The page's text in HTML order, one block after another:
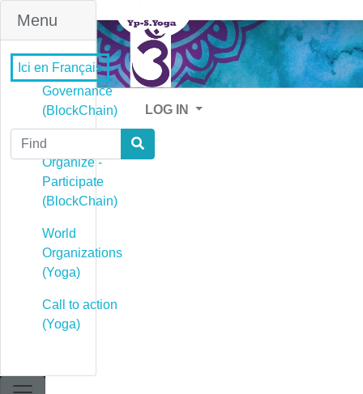
Menu
Governance
(BlockChain)
Governance -
Organize -
Participate
(BlockChain)
World
Organizations
(Yoga)
Call to action
(Yoga)
Ici en Français
LOG IN
Find